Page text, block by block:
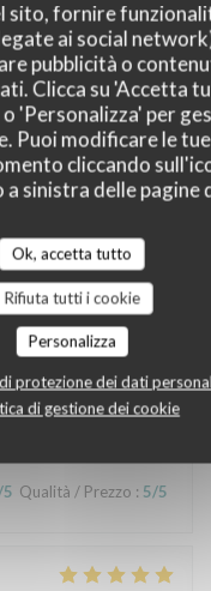
sito, fornire
ai social
pubblicità o
Clicca su 'Accetta
'Personalizza' per
Puoi modificare le
cliccando
a sinistra delle pagine
Ok, accetta tutto
Rifiuta tutti i cookie
Personalizza
protezione dei dati
di gestione dei cookie
/5 Qualità / Prezzo: 4/5
/5 Qualità / Prezzo
. Accueil et
Qualità / Prezzo : 5/5